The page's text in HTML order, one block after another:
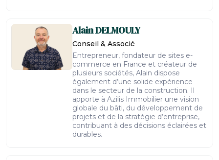
AlainDELMOULY
Conseil & Associé
Entrepreneur, fondateur de sites e-
commerce en France et créateur de
plusieurs sociétés, Alain dispose
également d’une solide expérience
dans le secteur de la construction. Il
apporte à Azilis Immobilier une vision
globale du bâti, du développement de
projets et de la stratégie d’entreprise,
contribuant à des décisions éclairées et
durables.